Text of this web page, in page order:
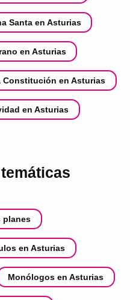
Santa en Asturias
en Asturias
Constitución en Asturias
en Asturias
planes
en Asturias
Monólogos en Asturias